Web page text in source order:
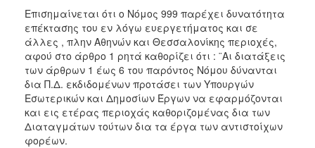
Επισημαίνεται ότι ο Νόμος 999 παρέχει δυνατότητα
επέκτασης του εν λόγω ευεργετήματος και σε
άλλες , πλην Αθηνών και Θεσσαλονίκης περιοχές,
αφού στο άρθρο 1 ρητά καθορίζει ότι : ¨Αι διατάξεις
των άρθρων 1 έως 6 του παρόντος Νόμου δύνανται
δια Π.Δ. εκδιδομένων προτάσει των Υπουργών
Εσωτερικών και Δημοσίων Έργων να εφαρμόζονται
και εις ετέρας περιοχάς καθοριζομένας δια των
Διαταγμάτων τούτων δια τα έργα των αντιστοίχων
φορέων.